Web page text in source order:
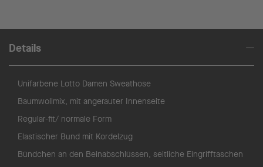
Details
Unifarbene Lotto Damen Sweathose
Baumwollmix, mit angerauter Innenseite
Regular-fit/ normale Form
Elastischer Bund mit Kordelzug
Bündchen an den Beinabschlüssen, seitliche Eingrifftaschen